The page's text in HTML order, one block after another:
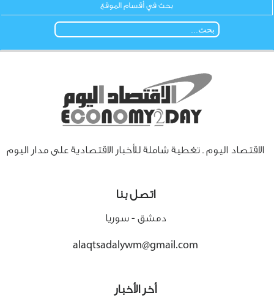
بحث في أقسام الموقع
الاقتصاد اليوم ـ تغطية شاملة للأخبار الاقتصادية على مدار اليوم
اتصل بنا
دمشق - سوريا
alaqtsadalywm@gmail.com
أخر الأخبار